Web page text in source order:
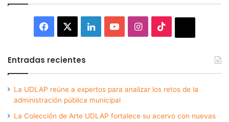
Facebook LinkedInYouTubeInstagram
Entradas recientes
La UDLAP reúne a expertos para analizar los retos de la
administración pública municipal
La Colección de Arte UDLAP fortalece su acervo con nuevas